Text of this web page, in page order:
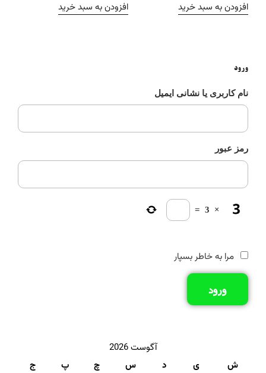
افزودن به سبد خرید
افزودن به سبد خرید
ورود
نام کاربری یا نشانی ایمیل
رمز عبور
×
3
=
مرا به خاطر بسپار
ورود
آگوست 2026
ش
ی د س چ پ
ج